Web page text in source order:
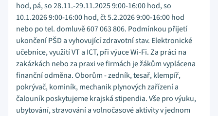
hod, pá, so 28.11.-29.11.2025 9:00-16:00 hod, so
10.1.2026 9:00-16:00 hod, čt 5.2.2026 9:00-16:00 hod
nebo po tel. domluvě 607 063 806. Podmínkou přijetí
ukončení PŠD a vyhovující zdravotní stav. Elektronické
učebnice, využití VT a ICT, při výuce Wi-Fi. Za práci na
zakázkách nebo za praxi ve firmách je žákům vyplácena
finanční odměna. Oborům - zedník, tesař, klempíř,
pokrývač, kominík, mechanik plynových zařízení a
čalouník poskytujeme krajská stipendia. Vše pro výuku,
ubytování, stravování a volnočasové aktivity v jednom